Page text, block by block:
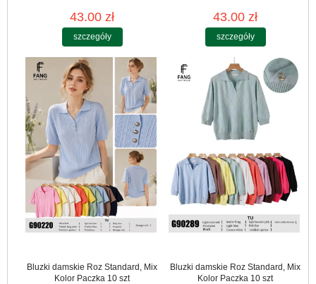
43.00 zł
szczegóły
43.00 zł
szczegóły
Bluzki damskie Roz Standard, Mix
Kolor Paczka 10 szt
Bluzki damskie Roz Standard, Mix
Kolor Paczka 10 szt